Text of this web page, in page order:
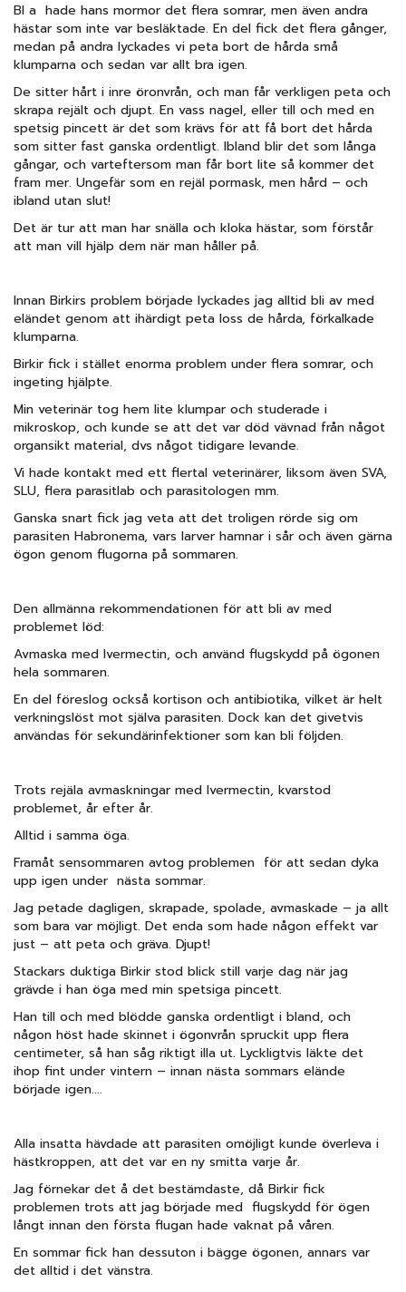
Bl a hade hans mormor det flera somrar, men även andra
hästar som inte var besläktade. En del fick det flera gånger,
medan på andra lyckades vi peta bort de hårda små
klumparna och sedan var allt bra igen.
De sitter hårt i inre öronvrån, och man får verkligen peta och
skrapa rejält och djupt. En vass nagel, eller till och med en
spetsig pincett är det som krävs för att få bort det hårda
som sitter fast ganska ordentligt. Ibland blir det som långa
gångar, och varteftersom man får bort lite så kommer det
fram mer. Ungefär som en rejäl pormask, men hård – och
ibland utan slut!
Det är tur att man har snälla och kloka hästar, som förstår
att man vill hjälp dem när man håller på.
Innan Birkirs problem började lyckades jag alltid bli av med
eländet genom att ihärdigt peta loss de hårda, förkalkade
klumparna.
Birkir fick i stället enorma problem under flera somrar, och
ingeting hjälpte.
Min veterinär tog hem lite klumpar och studerade i
mikroskop, och kunde se att det var död vävnad från något
organsikt material, dvs något tidigare levande.
Vi hade kontakt med ett flertal veterinärer, liksom även SVA,
SLU, flera parasitlab och parasitologen mm.
Ganska snart fick jag veta att det troligen rörde sig om
parasiten Habronema, vars larver hamnar i sår och även gärna
ögon genom flugorna på sommaren.
Den allmänna rekommendationen för att bli av med
problemet löd:
Avmaska med Ivermectin, och använd flugskydd på ögonen
hela sommaren.
En del föreslog också kortison och antibiotika, vilket är helt
verkningslöst mot själva parasiten. Dock kan det givetvis
användas för sekundärinfektioner som kan bli följden.
Trots rejäla avmaskningar med Ivermectin, kvarstod
problemet, år efter år.
Alltid i samma öga.
Framåt sensommaren avtog problemen för att sedan dyka
upp igen under nästa sommar.
Jag petade dagligen, skrapade, spolade, avmaskade – ja allt
som bara var möjligt. Det enda som hade någon effekt var
just – att peta och gräva. Djupt!
Stackars duktiga Birkir stod blick still varje dag när jag
grävde i han öga med min spetsiga pincett.
Han till och med blödde ganska ordentligt i bland, och
någon höst hade skinnet i ögonvrån spruckit upp flera
centimeter, så han såg riktigt illa ut. Lyckligtvis läkte det
ihop fint under vintern – innan nästa sommars elände
började igen....
Alla insatta hävdade att parasiten omöjligt kunde överleva i
hästkroppen, att det var en ny smitta varje år.
Jag förnekar det å det bestämdaste, då Birkir fick
problemen trots att jag började med flugskydd för ögen
långt innan den första flugan hade vaknat på våren.
En sommar fick han dessuton i bägge ögonen, annars var
det alltid i det vänstra.